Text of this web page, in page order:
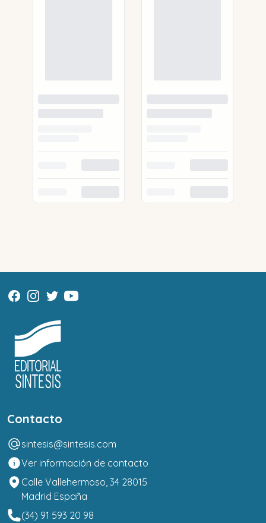
Contacto
sintesis@sintesis.com
Ver información de contacto
Calle Vallehermoso, 34 28015
Madrid España
(34) 91 593 20 98